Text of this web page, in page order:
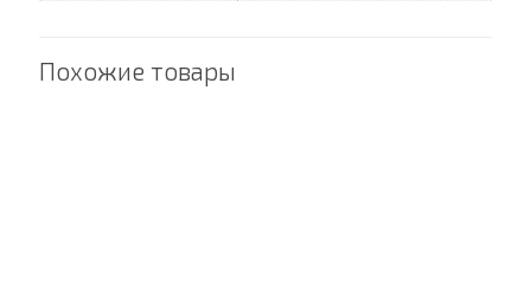
Похожие товары